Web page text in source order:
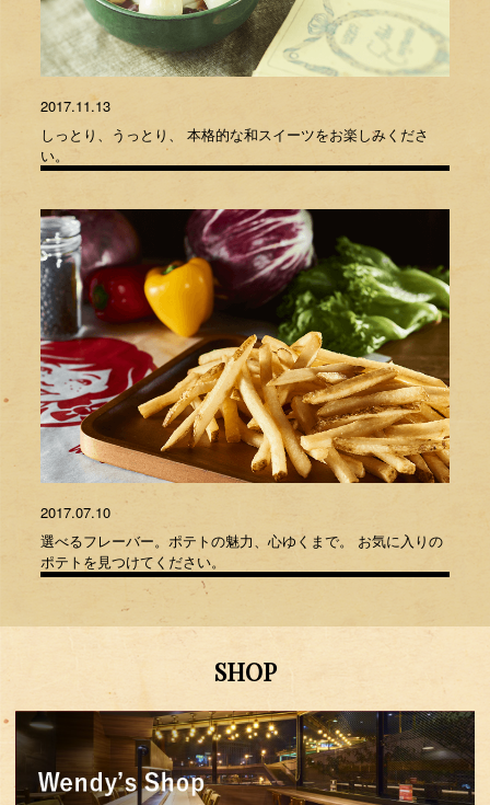
2017.11.13
しっとり、うっとり、 本格的な和スイーツをお楽しみくださ
い。
2017.07.10
選べるフレーバー。ポテトの魅力、心ゆくまで。 お気に入りの
ポテトを見つけてください。
SHOP